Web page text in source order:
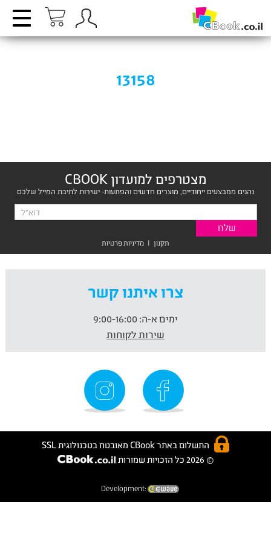
13158
מצטרפים למועדון CBOOK
נהנים ממבצעים ייחודיים, מוצרים חדשים והפתעות- ישירות לתיבת המייל שלכם
תקנון | מדיניות פרטיות
צרו איתנו קשר
ימים א-ה:
שירות לקוחות
התשלום באתר CBook מאובטח בטכנולוגית SSL
© 2026 כל הזכויות שמורות
Development: